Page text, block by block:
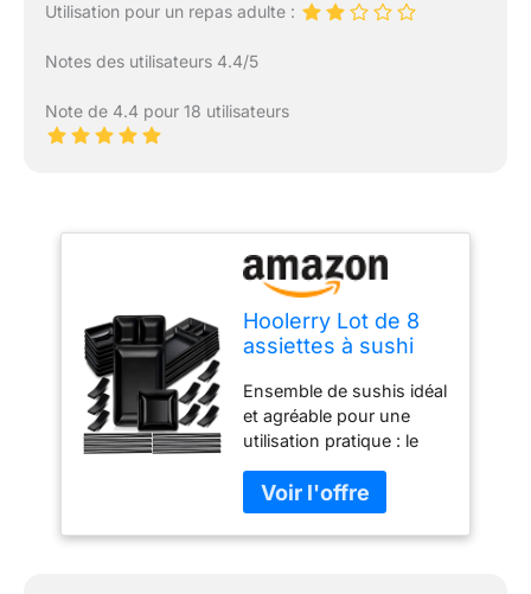
Utilisation pour un repas adulte :
Notes des utilisateurs 4.4/5
Note de 4.4 pour 18 utilisateurs
Hoolerry Lot de 8
assiettes à sushi
assiettes à sushi, 8
bols à sauce soja, 8
baguettes, 8
supports de
baguettes, service
de vaisselle
japonais, noir
Ensemble de sushis idéal
et agréable pour une
utilisation pratique : le
ensembles d'accessoires
de vaisselle à sushi, y
compris 8 assiettes à